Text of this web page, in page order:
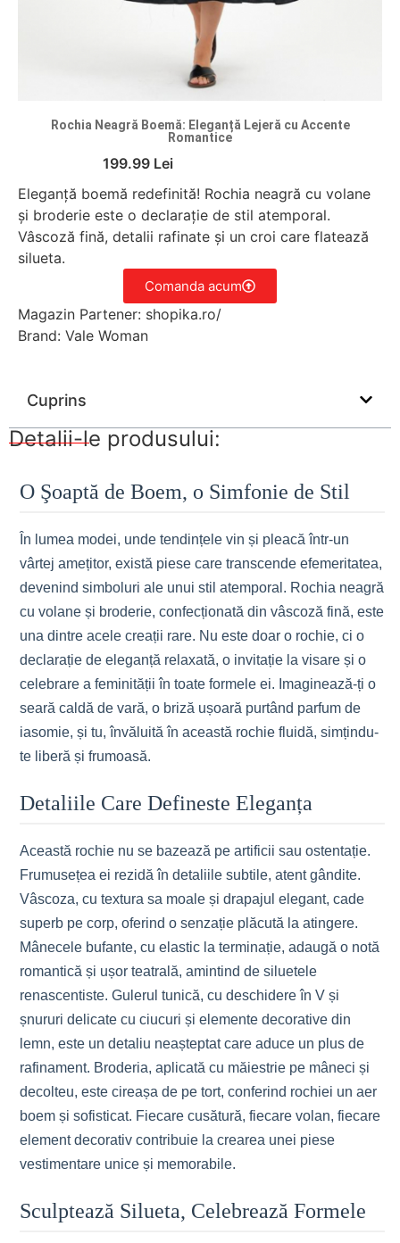
Rochia Neagră Boemă: Eleganță Lejeră cu Accente
Romantice
199.99 Lei
Eleganță boemă redefinită! Rochia neagră cu volane
și broderie este o declarație de stil atemporal.
Vâscoză fină, detalii rafinate și un croi care flatează
silueta.
Comanda acum
Magazin Partener: shopika.ro/
Brand: Vale Woman
Cuprins
Detalii-le produsului:
O Şoaptă de Boem, o Simfonie de Stil
În lumea modei, unde tendințele vin și pleacă într-un
vârtej amețitor, există piese care transcende efemeritatea,
devenind simboluri ale unui stil atemporal. Rochia neagră
cu volane și broderie, confecționată din vâscoză fină, este
una dintre acele creații rare. Nu este doar o rochie, ci o
declarație de eleganță relaxată, o invitație la visare și o
celebrare a feminității în toate formele ei. Imaginează-ți o
seară caldă de vară, o briză ușoară purtând parfum de
iasomie, și tu, învăluită în această rochie fluidă, simțindu-
te liberă și frumoasă.
Detaliile Care Defineste Eleganța
Această rochie nu se bazează pe artificii sau ostentație.
Frumusețea ei rezidă în detaliile subtile, atent gândite.
Vâscoza, cu textura sa moale și drapajul elegant, cade
superb pe corp, oferind o senzație plăcută la atingere.
Mânecele bufante, cu elastic la terminație, adaugă o notă
romantică și ușor teatrală, amintind de siluetele
renascentiste. Gulerul tunică, cu deschidere în V și
șnururi delicate cu ciucuri și elemente decorative din
lemn, este un detaliu neașteptat care aduce un plus de
rafinament. Broderia, aplicată cu măiestrie pe mâneci și
decolteu, este cireașa de pe tort, conferind rochiei un aer
boem și sofisticat. Fiecare cusătură, fiecare volan, fiecare
element decorativ contribuie la crearea unei piese
vestimentare unice și memorabile.
Sculptează Silueta, Celebrează Formele